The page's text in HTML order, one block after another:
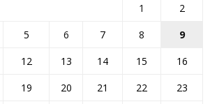
1
2
5 6 7 8
9
12 13 14 15
16
19 20 21 22
23